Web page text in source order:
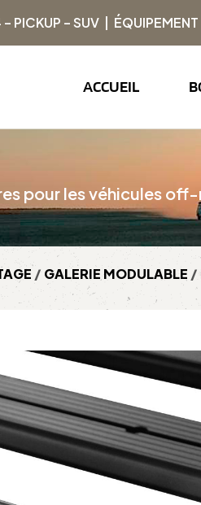
PICKUP – SUV |
ACCUEIL
pour les véhicules
/ GALERIE MODULABLE /